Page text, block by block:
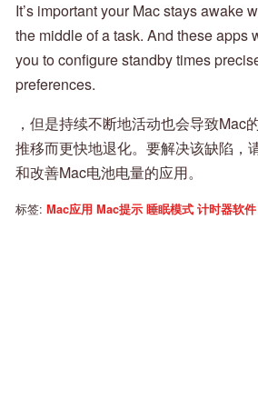
It’s important your Mac stays awake
the middle of a task. And these apps
you to configure standby times
preferences.
，但是持续不断地活动也会导致Mac
推移而更快地退化。要解决该缺陷，
和改善Mac电池电量的应用。
标签: Mac应用 Mac提示 睡眠模式 计时器软件